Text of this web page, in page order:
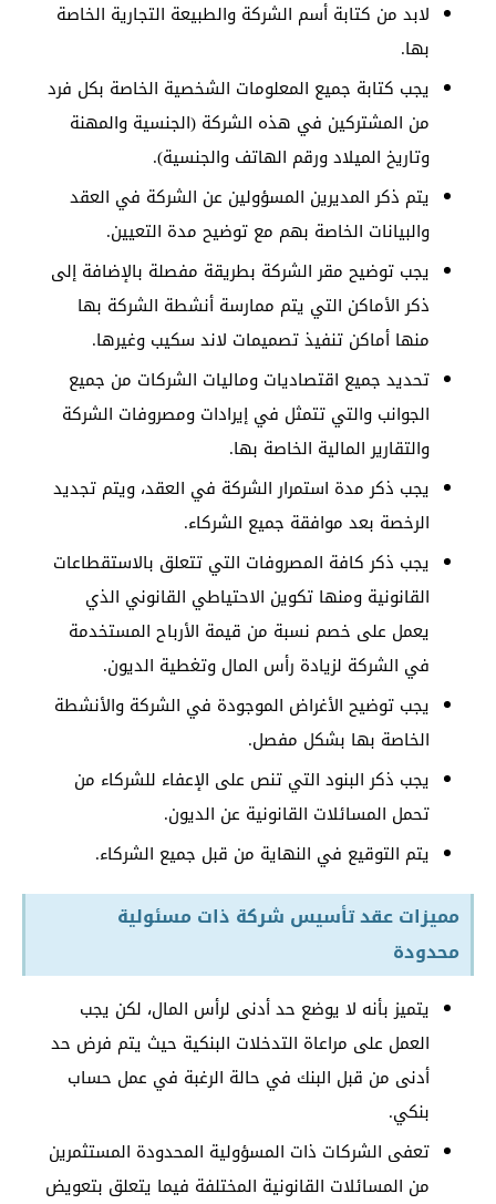
لابد من كتابة أسم الشركة والطبيعة التجارية الخاصة
بها.
يجب كتابة جميع المعلومات الشخصية الخاصة بكل فرد
من المشتركين في هذه الشركة (الجنسية والمهنة
وتاريخ الميلاد ورقم الهاتف والجنسية).
يتم ذكر المديرين المسؤولين عن الشركة في العقد
والبيانات الخاصة بهم مع توضيح مدة التعيين.
يجب توضيح مقر الشركة بطريقة مفصلة بالإضافة إلى
ذكر الأماكن التي يتم ممارسة أنشطة الشركة بها
منها أماكن تنفيذ تصميمات لاند سكيب وغيرها.
تحديد جميع اقتصاديات وماليات الشركات من جميع
الجوانب والتي تتمثل في إيرادات ومصروفات الشركة
والتقارير المالية الخاصة بها.
يجب ذكر مدة استمرار الشركة في العقد، ويتم تجديد
الرخصة بعد موافقة جميع الشركاء.
يجب ذكر كافة المصروفات التي تتعلق بالاستقطاعات
القانونية ومنها تكوين الاحتياطي القانوني الذي
يعمل على خصم نسبة من قيمة الأرباح المستخدمة
في الشركة لزيادة رأس المال وتغطية الديون.
يجب توضيح الأغراض الموجودة في الشركة والأنشطة
الخاصة بها بشكل مفصل.
يجب ذكر البنود التي تنص على الإعفاء للشركاء من
تحمل المسائلات القانونية عن الديون.
يتم التوقيع في النهاية من قبل جميع الشركاء.
مميزاتعقد تأسيس شركة ذات مسئولية
محدودة
يتميز بأنه لا يوضع حد أدنى لرأس المال، لكن يجب
العمل على مراعاة التدخلات البنكية حيث يتم فرض حد
أدنى من قبل البنك في حالة الرغبة في عمل حساب
بنكي.
تعفى الشركات ذات المسؤولية المحدودة المستثمرين
من المسائلات القانونية المختلفة فيما يتعلق بتعويض